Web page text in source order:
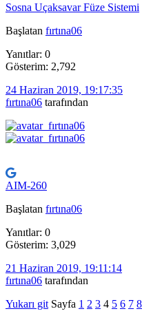
Sosna Uçaksavar Füze Sistemi
Başlatan fırtına06
Yanıtlar: 0
Gösterim: 2,792
24 Haziran 2019, 19:17:35
fırtına06 tarafından
AIM-260
Başlatan fırtına06
Yanıtlar: 0
Gösterim: 3,029
21 Haziran 2019, 19:11:14
fırtına06 tarafından
Yukarı git Sayfa 1 2 3 4 5 6 7 8